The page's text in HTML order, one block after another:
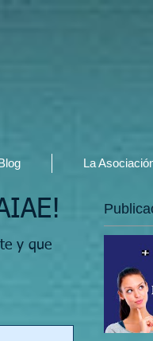
La
y que